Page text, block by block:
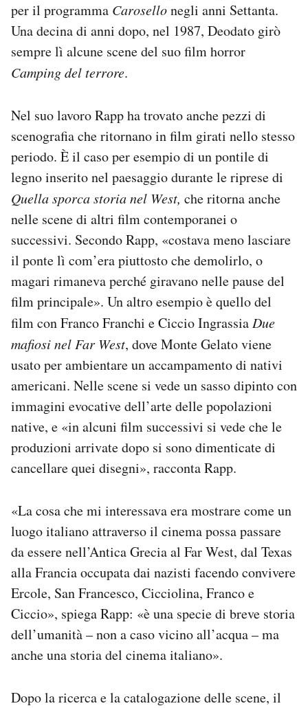
per il programma Carosellonegli anni Settanta.
Una decina di anni dopo, nel 1987, Deodato girò
sempre lì alcune scene del suo film horror
Camping del terrore.
Nel suo lavoro Rapp ha trovato anche pezzi di
scenografia che ritornano in film girati nello stesso
periodo. È il caso per esempio di un pontile di
legno inserito nel paesaggio durante le riprese di
Quella sporca storia nel West, che ritorna anche
nelle scene di altri film contemporanei o
successivi. Secondo Rapp, «costava meno lasciare
il ponte lì com’era piuttosto che demolirlo, o
magari rimaneva perché giravano nelle pause del
film principale». Un altro esempio è quello del
film con Franco Franchi e Ciccio IngrassiaDue
mafiosi nel Far West, dove Monte Gelato viene
usato per ambientare un accampamento di nativi
americani. Nelle scene si vede un sasso dipinto con
immagini evocative dell’arte delle popolazioni
native, e «in alcuni film successivi si vede che le
produzioni arrivate dopo si sono dimenticate di
cancellare quei disegni», racconta Rapp.
«La cosa che mi interessava era mostrare come un
luogo italiano attraverso il cinema possa passare
da essere nell’Antica Grecia al Far West, dal Texas
alla Francia occupata dai nazisti facendo convivere
Ercole, San Francesco, Cicciolina, Franco e
Ciccio», spiega Rapp: «è una specie di breve storia
dell’umanità – non a caso vicino all’acqua – ma
anche una storia del cinema italiano».
Dopo la ricerca e la catalogazione delle scene, il